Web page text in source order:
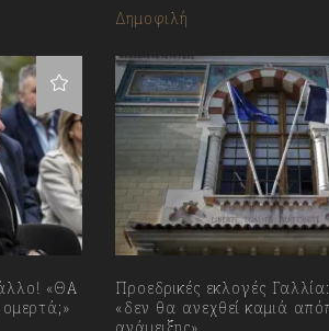
«ΘΑ
Δημοφιλή
Προεδρικές εκλογές
«δεν θα ανεχθεί καμιά